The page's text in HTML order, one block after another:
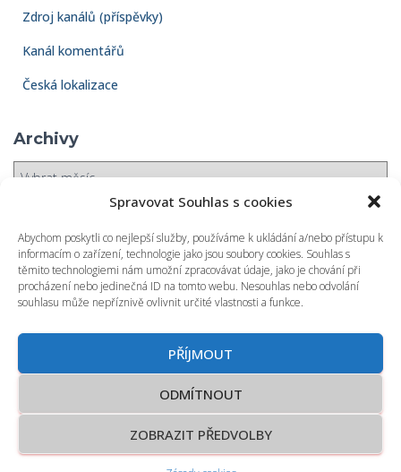
Spravovat Souhlas s cookies
Abychom poskytli co nejlepší služby, používáme k ukládání a/nebo přístupu k
informacím o zařízení, technologie jako jsou soubory cookies. Souhlas s
těmito technologiemi nám umožní zpracovávat údaje, jako je chování při
procházení nebo jedinečná ID na tomto webu. Nesouhlas nebo odvolání
souhlasu může nepříznivě ovlivnit určité vlastnosti a funkce.
PŘÍJMOUT
ODMÍTNOUT
ZOBRAZIT PŘEDVOLBY
Zdroj kanálů (příspěvky)
Kanál komentářů
Česká lokalizace
Archivy
A
v
y
s.r.o.
Vytvořila agentura <fondly>
Tvorba webových stránek, aplikací a eshopů